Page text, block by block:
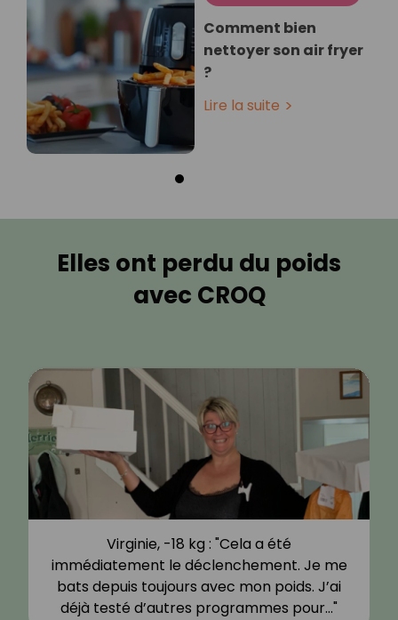
Comment bien
nettoyer son air fryer
?
Lire la suite
Elles ont perdu du poids
avec CROQ
Virginie, -18 kg : "Cela a été
immédiatement le déclenchement. Je me
bats depuis toujours avec mon poids. J’ai
déjà testé d’autres programmes pour…"